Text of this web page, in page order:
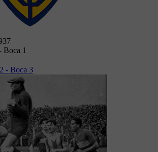
Boca 1
- Boca 3